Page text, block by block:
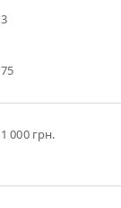
3
75
1 000 грн.